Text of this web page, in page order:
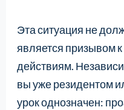
Эта ситуация не
является призывом
действиям.
вы уже резидентом
урок однозначен: